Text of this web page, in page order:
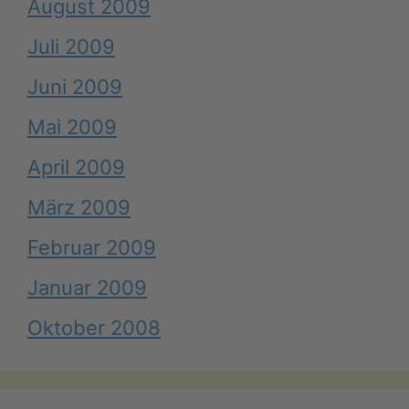
August 2009
Juli 2009
Juni 2009
Mai 2009
April 2009
März 2009
Februar 2009
Januar 2009
Oktober 2008